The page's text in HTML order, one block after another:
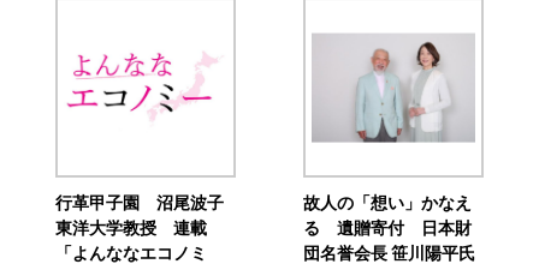
行革甲子園 沼尾波子
東洋大学教授 連載
「よんななエコノミ
故人の「想い」かなえ
る 遺贈寄付 日本財
団名誉会長 笹川陽平氏